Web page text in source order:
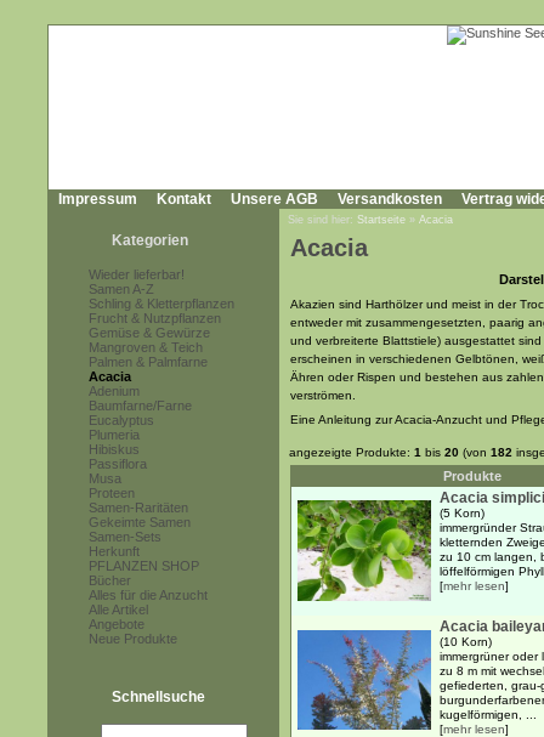
Impressum Kontakt Unsere AGB Versandkosten Vertrag
Kategorien
Wieder lieferbar!
Samen A-Z
Schling & Kletterpflanzen
Frucht & Nutzpflanzen
Gemüse & Gewürze
Mangroven & Teich
Palmen & Palmfarne
Acacia
Adenium
Baumfarne/Farne
Eucalyptus
Plumeria
Hibiskus
Passiflora
Musa
Proteen
Samen-Raritäten
Gekeimte Samen
Samen-Sets
Herkunft
PFLANZEN SHOP
Bücher
Alles für die Anzucht
Alle Artikel
Angebote
Neue Produkte
Schnellsuche
Sie sind hier: Startseite » Acacia
Acacia
Akazien sind Harthölzer und meist in der
entweder mit zusammengesetzten, paarig
und verbreiterte Blattstiele) ausgestattet
erscheinen in verschiedenen Gelbtönen,
Ähren oder Rispen und bestehen aus
verströmen.
Eine Anleitung zur Acacia-Anzucht und
angezeigte Produkte: 1 bis 20 (von 182
Produkte
Acacia
(5 Korn)
immergründer
kletternden
zu 10 cm langen,
löffelförmigen
[mehr lesen]
Acacia
(10 Korn)
immergrüner oder
zu 8 m mit
gefiederten,
kugelförmigen, ...
[mehr lesen]